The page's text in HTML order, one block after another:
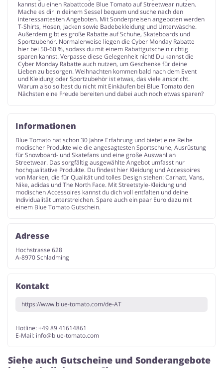
kannst du einen Rabattcode Blue Tomato auf Streetwear nutzen.
Mache es dir in deinem Sessel bequem und suche nach den
interessantesten Angeboten. Mit Sonderpreisen angeboten werden
T-Shirts, Hosen, Jacken sowie Badebekleidung und Unterwäsche.
Außerdem gibt es große Rabatte auf Schuhe, Skateboards und
Sportzubehör. Normalerweise liegen die Cyber Monday Rabatte
hier bei 50-60 %, sodass du mit einem Rabattgutschein richtig
sparen kannst. Verpasse diese Gelegenheit nicht! Du kannst die
Cyber Monday Rabatte auch nutzen, um Geschenke für deine
Lieben zu besorgen. Weihnachten kommen bald nach dem Event
und Kleidung oder Sportzubehör ist etwas, das viele anspricht.
Warum also solltest du nicht mit Einkäufen bei Blue Tomato den
Nächsten eine Freude bereiten und dabei auch noch etwas sparen?
Informationen
Blue Tomato hat schon 30 Jahre Erfahrung und bietet eine Reihe
modischer Produkte wie die angesagtesten Sportschuhe, Ausrüstung
für Snowboard- und Skatefans und eine große Auswahl an
Streetwear. Das sorgfältig ausgewählte Angebot umfasst nur
hochqualitative Produkte. Du findest hier Kleidung und Accessoires
von Marken, die für Qualität und tolles Design stehen: Carhatt, Vans,
Nike, adidas und The North Face. Mit Streetstyle-Kleidung und
modischen Accessoires kannst du dich voll entfalten und deine
Individualität unterstreichen. Spare auch ein paar Euro dazu mit
einem Blue Tomato Gutschein.
Adresse
Hochstrasse 628
A-8970 Schladming
Kontakt
https://www.blue-tomato.com/de-AT
Hotline: +49 89 41614861
E-Mail: info@blue-tomato.com
Siehe auch Gutscheine und Sonderangebote